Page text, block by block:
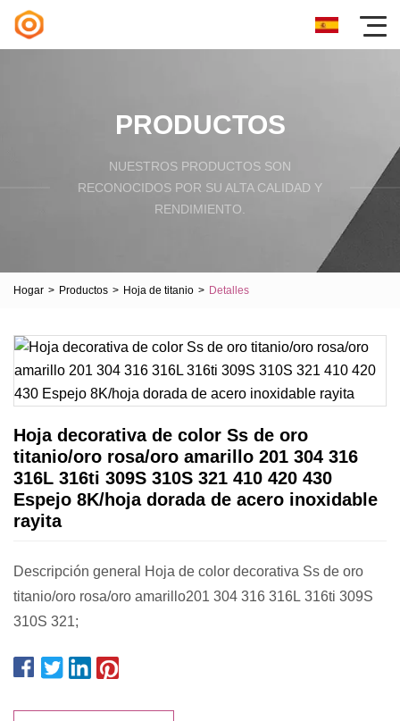
PRODUCTOS
NUESTROS PRODUCTOS SON
RECONOCIDOS POR SU ALTA CALIDAD Y
RENDIMIENTO.
Hogar > Productos > Hoja de titanio > Detalles
Hoja decorativa de color Ss de oro
titanio/oro rosa/oro amarillo 201 304 316
316L 316ti 309S 310S 321 410 420 430
Espejo 8K/hoja dorada de acero inoxidable
rayita
Descripción general Hoja de color decorativa Ss de oro
titanio/oro rosa/oro amarillo201 304 316 316L 316ti 309S
310S 321;